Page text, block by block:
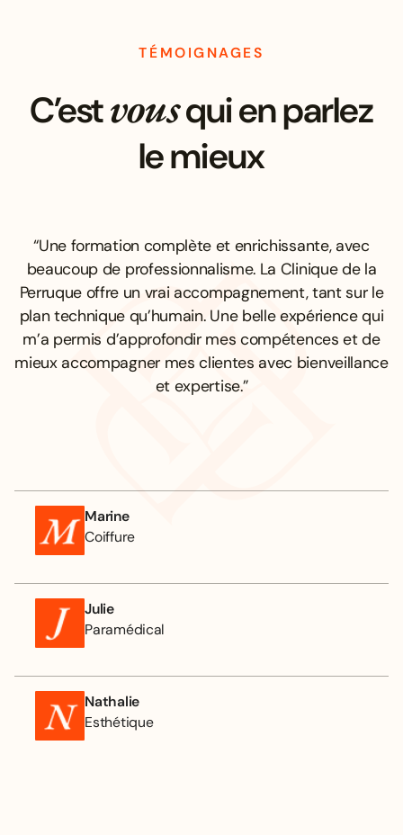
TÉMOIGNAGES
C’estvousqui en parlez
le mieux
Marine
Coiffure
Julie
Paramédical
Nathalie
Esthétique
“Une formation complète et enrichissante, avec
beaucoup de professionnalisme. La Clinique de la
Perruque offre un vrai accompagnement, tant sur le
plan technique qu’humain. Une belle expérience qui
m’a permis d’approfondir mes compétences et de
mieux accompagner mes clientes avec bienveillance
et expertise.”